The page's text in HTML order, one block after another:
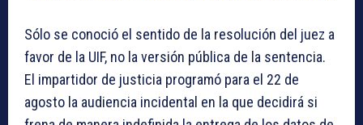
Sólo se conoció el sentido de la resolución del juez a
favor de la UIF, no la versión pública de la sentencia.
El impartidor de justicia programó para el 22 de
agosto la audiencia incidental en la que decidirá si